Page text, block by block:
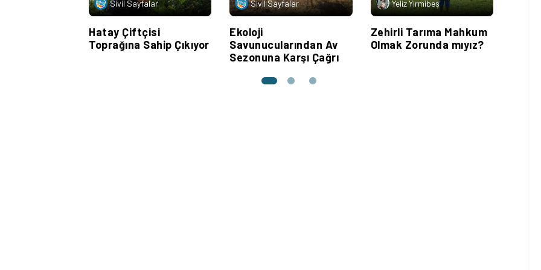
Sivil Sayfalar
Hatay Çiftçisi
Toprağına Sahip Çıkıyor
Sivil Sayfalar
Ekoloji
Savunucularından Av
Sezonuna Karşı Çağrı
Yeliz Yirmibeş
Zehirli Tarıma Mahkum
Olmak Zorunda mıyız?